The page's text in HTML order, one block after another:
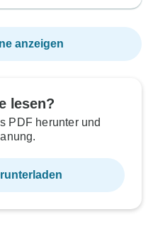
anzeigen
lesen?
PDF herunter und